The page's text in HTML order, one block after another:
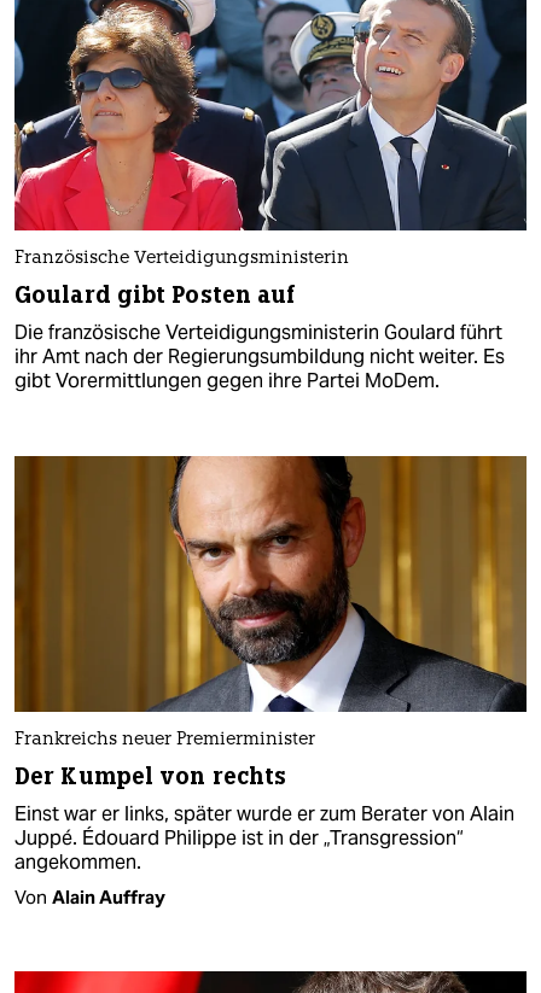
Französische Verteidigungsministerin
Goulard gibt Posten auf
Die französische Verteidigungsministerin Goulard führt
ihr Amt nach der Regierungsumbildung nicht weiter. Es
gibt Vorermittlungen gegen ihre Partei MoDem.
Frankreichs neuer Premierminister
Der Kumpel von rechts
Einst war er links, später wurde er zum Berater von Alain
Juppé. Édouard Philippe ist in der „Transgression“
angekommen.
Von Alain Auffray​